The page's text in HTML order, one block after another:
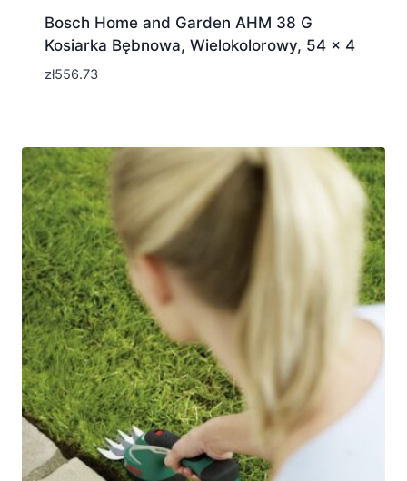
Bosch Home and Garden AHM 38 G
Kosiarka Bębnowa, Wielokolorowy, 54 x 4
zł556.73